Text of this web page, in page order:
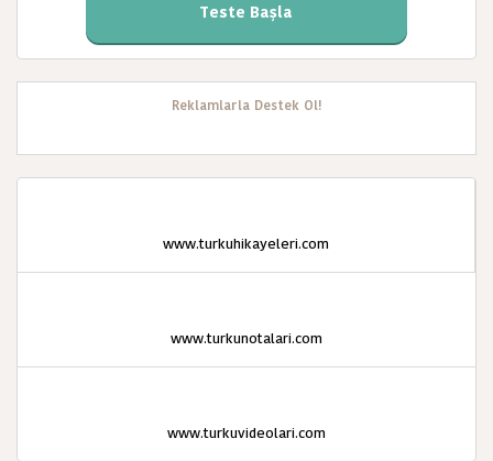
Teste Başla
Reklamlarla Destek Ol!
www.turkuhikayeleri.com
www.turkunotalari.com
www.turkuvideolari.com